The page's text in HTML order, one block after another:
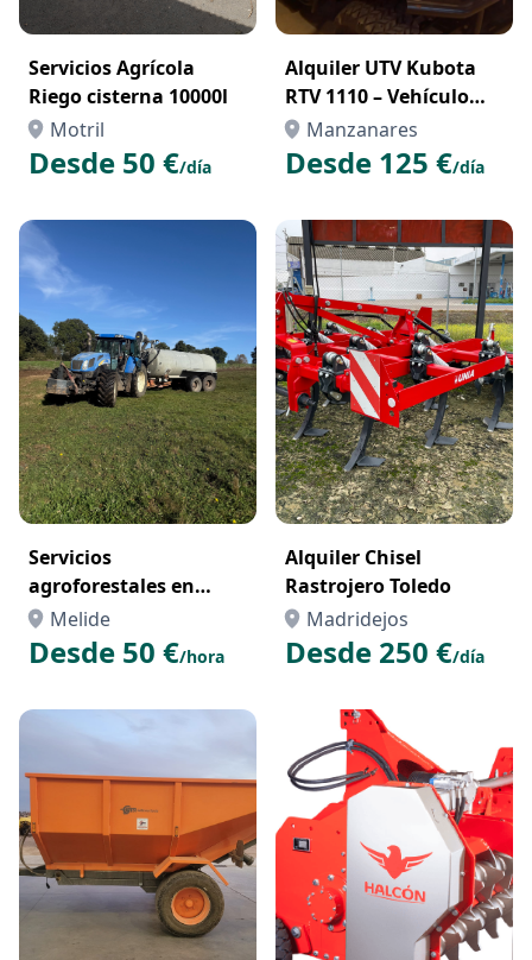
Servicios Agrícola
Riego cisterna 10000l
Motril
Desde 50 €/día
Alquiler UTV Kubota
RTV 1110 – Vehículo
Todoterreno
Profesional para
Trabajos en el Campo o
Manzanares
Desde 125 €/día
Servicios
agroforestales en
galicia
Melide
Desde 50 €/hora
Alquiler Chisel
Rastrojero Toledo
Madridejos
Desde 250 €/día